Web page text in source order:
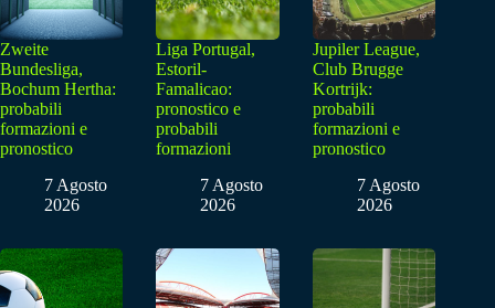
Zweite
Bundesliga,
Bochum Hertha:
probabili
formazioni e
pronostico
7 Agosto
2026
Liga Portugal,
Estoril-
Famalicao:
pronostico e
probabili
formazioni
7 Agosto
2026
Jupiler League,
Club Brugge
Kortrijk:
probabili
formazioni e
pronostico
7 Agosto
2026